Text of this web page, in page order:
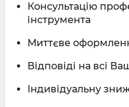
Консультацію
інструмента
Миттєве
Відповіді на всі
Індивідуальну